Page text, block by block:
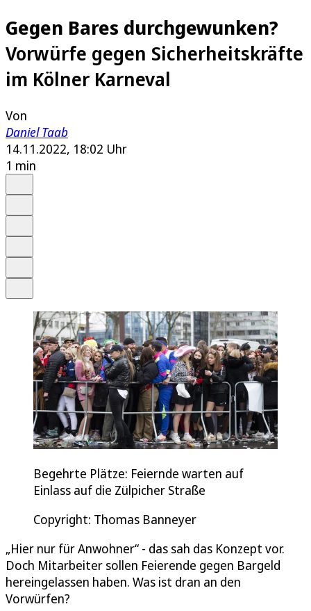
Gegen Bares durchgewunken?
Vorwürfe gegen Sicherheitskräfte
im Kölner Karneval
Von
Daniel Taab
14.11.2022, 18:02 Uhr
1 min
Begehrte Plätze: Feiernde warten auf
Einlass auf die Zülpicher Straße
Copyright: Thomas Banneyer
„Hier nur für Anwohner“ - das sah das Konzept vor.
Doch Mitarbeiter sollen Feierende gegen Bargeld
hereingelassen haben. Was ist dran an den
Vorwürfen?